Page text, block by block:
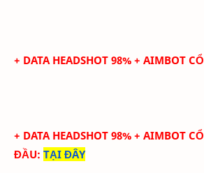
+ DATA HEADSHOT 98% + AIMBOT CỔ
+ DATA HEADSHOT 98% + AIMBOT CỔ
ĐẦU: TẠI ĐÂY